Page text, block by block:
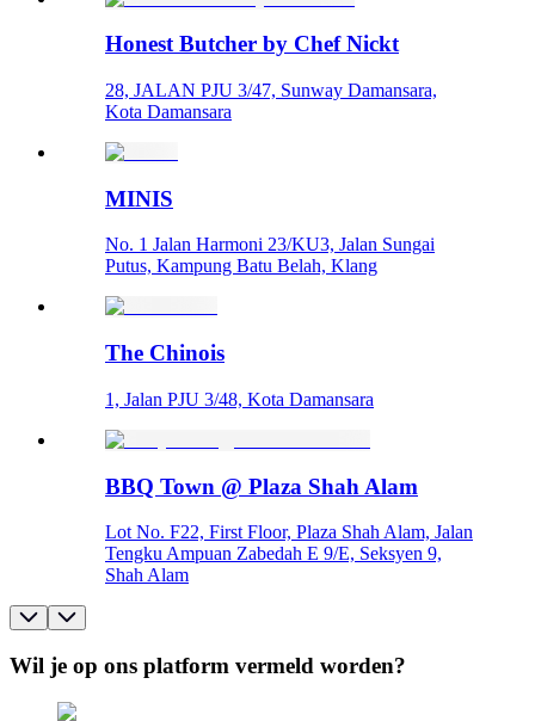
Honest Butcher by Chef Nickt
28, JALAN PJU 3/47, Sunway Damansara,
Kota Damansara
MINIS
No. 1 Jalan Harmoni 23/KU3, Jalan Sungai
Putus, Kampung Batu Belah, Klang
The Chinois
1, Jalan PJU 3/48, Kota Damansara
BBQ Town @ Plaza Shah Alam
Lot No. F22, First Floor, Plaza Shah Alam, Jalan
Tengku Ampuan Zabedah E 9/E, Seksyen 9,
Shah Alam
Wil je op ons platform vermeld worden?